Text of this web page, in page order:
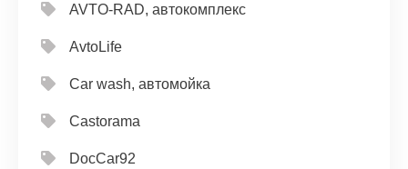
AVTO-RAD, автокомплекс
AvtoLife
Car wash, автомойка
Castorama
DocCar92